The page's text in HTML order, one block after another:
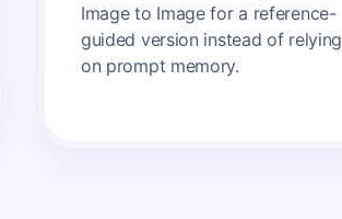
Image to Image for a reference-
guided version instead of relying
on prompt memory.